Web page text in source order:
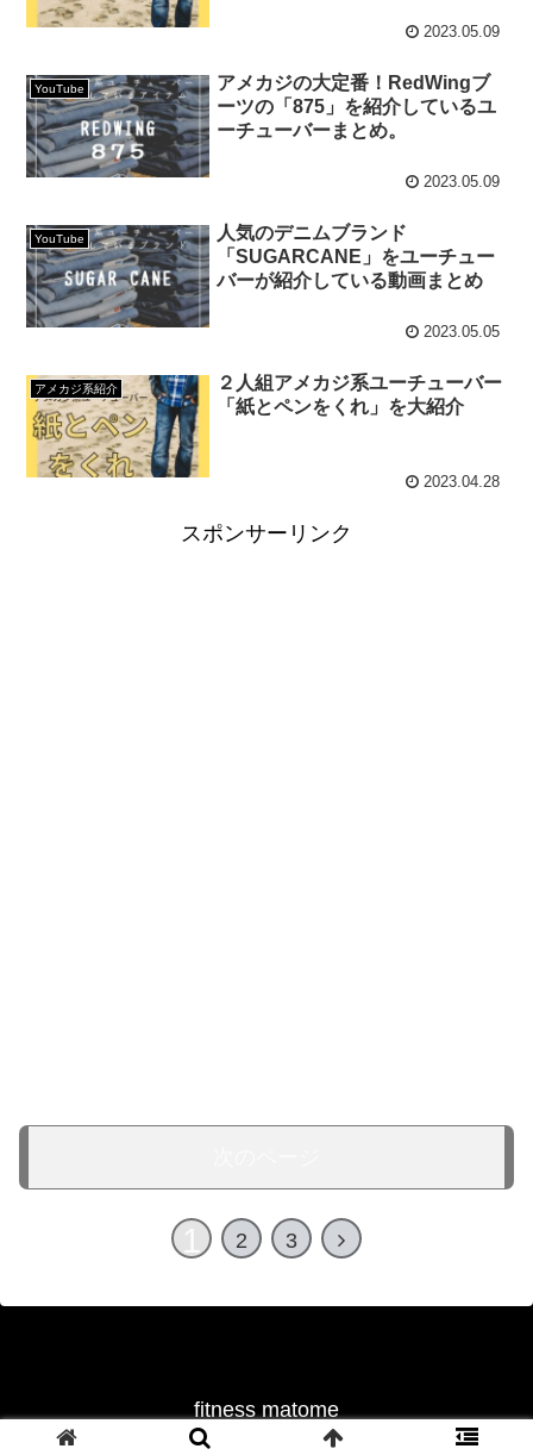
2023.05.09
YouTube
アメカジの大定番！RedWingブ
ーツの「875」を紹介しているユ
ーチューバーまとめ。
2023.05.09
YouTube
人気のデニムブランド
「SUGARCANE」をユーチュー
バーが紹介している動画まとめ
2023.05.05
アメカジ系紹介
２人組アメカジ系ユーチューバー
「紙とペンをくれ」を大紹介
2023.04.28
スポンサーリンク
1 2 3
fitness matome
© 2022 fitness matome.